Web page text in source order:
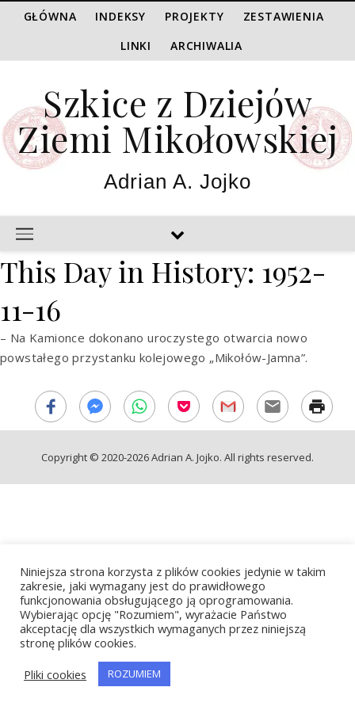
GŁÓWNA INDEKSY PROJEKTY
ZESTAWIENIA
LINKI
ARCHIWALIA
Szkice z Dziejów
Ziemi Mikołowskiej
Adrian A. Jojko
This Day in History: 1952-
11-16
– Na Kamionce dokonano uroczystego otwarcia nowo
powstałego przystanku kolejowego „Mikołów-Jamna”.
Copyright © 2020-2026 Adrian A. Jojko. All rights reserved.
Niniejsza strona korzysta z plików cookies jedynie w takim
zakresie, jaki wymagany jest do prawidłowego
funkcjonowania obsługującego ją oprogramowania.
Wybierając opcję "Rozumiem", wyrażacie Państwo
akceptację dla wszystkich wymaganych przez niniejszą
stronę plików cookies.
Pliki cookies
ROZUMIEM